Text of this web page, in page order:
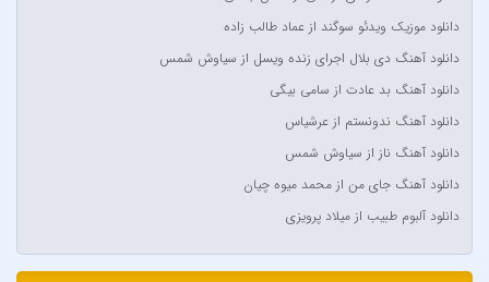
دانلود موزیک ویدئو سوگند از عماد طالب زاده
دانلود آهنگ دی بلال اجرای زنده ویسل از سیاوش شمس
دانلود آهنگ بد عادت از سامی بیگی
دانلود آهنگ ندونستم از عرشیاس
دانلود آهنگ ناز از سیاوش شمس
دانلود آهنگ جای من از محمد میوه چیان
دانلود آلبوم طبیب از میلاد پرویزی